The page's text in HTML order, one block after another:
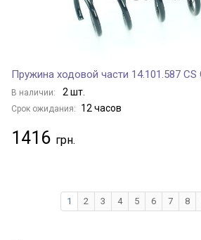
Пружина ходовой части 14.101.587 CS
В наличии: 2 шт.
Срок ожидания: 12 часов
1416
1 2 3 4 5 6 7 8